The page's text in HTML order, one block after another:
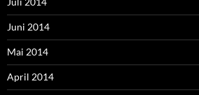
Juni 2014
Mai 2014
April 2014